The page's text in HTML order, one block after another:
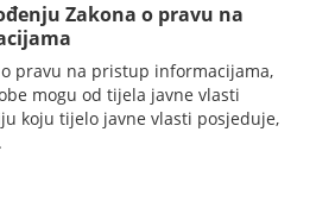
Zakona o pravu na
pravu na pristup informacijama,
mogu od tijela javne vlasti
koju tijelo javne vlasti posjeduje,